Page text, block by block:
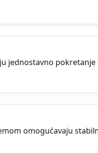
jednostavno
omogućavaju